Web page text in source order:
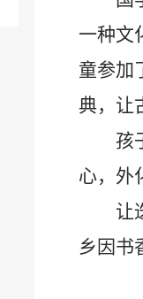
一种文
童参加
典，让
孩
心，外
让
乡因书